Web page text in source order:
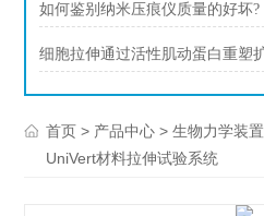
如何鉴别纳米压痕仪质量的好坏?
首页 > 产品中心 >生物力学装置
UniVert材料拉伸试验系统